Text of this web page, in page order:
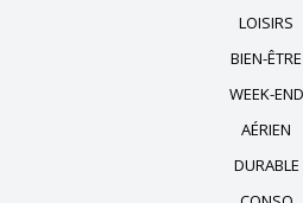
LOISIRS
BIEN-ÊTRE
WEEK-END
AÉRIEN
DURABLE